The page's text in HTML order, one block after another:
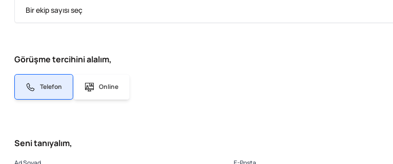
Bir ekip sayısı seç
Görüşme tercihini alalım,
Telefon Online
Seni tanıyalım,